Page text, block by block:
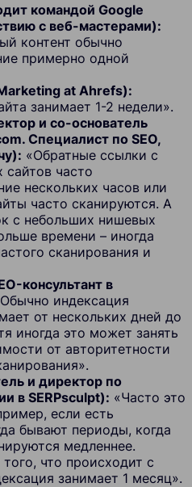
командой Google
с веб-мастерами):
контент обычно
примерно одной
at Ahrefs):
занимает 1-2 недели».
и со-основатель
Специалист по SEO,
«Обратные ссылки с
сайтов часто
нескольких часов или
часто сканируются. А
с небольших нишевых
времени – иногда
сканирования и
консультант в
индексация
от нескольких дней до
иногда это может занять
от авторитетности
и директор по
в SERPsculpt): «Часто это
если есть
бывают периоды, когда
медленнее.
что происходит с
занимает 1 месяц».